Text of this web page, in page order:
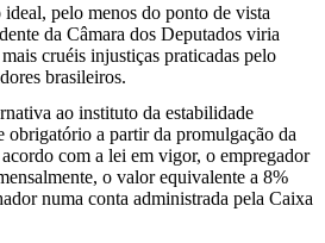
pelo menos do ponto de vista
da Câmara dos Deputados viria
cruéis injustiças praticadas pelo
brasileiros.
ao instituto da estabilidade
obrigatório a partir da promulgação da
com a lei em vigor, o empregador
o valor equivalente a 8%
numa conta administrada pela Caixa